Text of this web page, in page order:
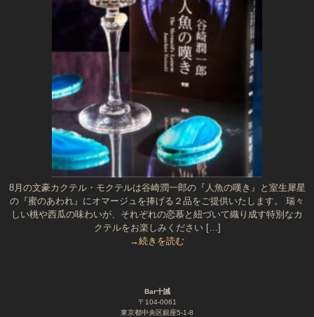
8月の文豪カクテル・モクテルは谷崎潤一郎の『人魚の嘆き』と室生犀星
の『蜜のあわれ』にオマージュを捧げる２品をご提供いたします。 瑞々
しい桃や西瓜の味わいが、それぞれの恋慕と紐づいて織り成す特別なカ
クテルをお楽しみください […]
→続きを読む
Bar十誡
〒104-0061
東京都中央区銀座5-1-8